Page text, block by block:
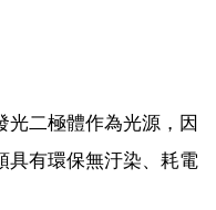
光二極體作為光源，因
具有環保無汙染、耗電